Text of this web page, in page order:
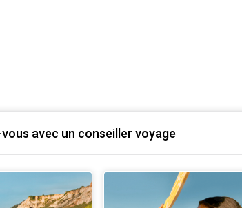
avec un conseiller voyage